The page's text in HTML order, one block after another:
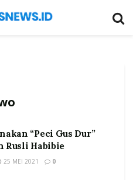
“Peci Gus Dur”
Rusli Habibie
25 MEI 2021 0